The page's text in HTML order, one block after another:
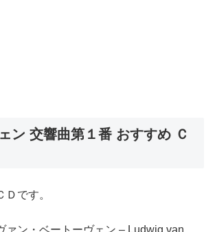
ン 交響曲第１番 おすすめ Ｃ
です。
ァン・ベートーヴェン – Ludwig van